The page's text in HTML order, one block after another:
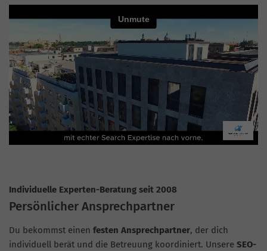
Individuelle Experten-Beratung seit 2008
Persönlicher Ansprechpartner
Du bekommst einen festen Ansprechpartner, der dich
individuell berät und die Betreuung koordiniert. Unsere SEO-